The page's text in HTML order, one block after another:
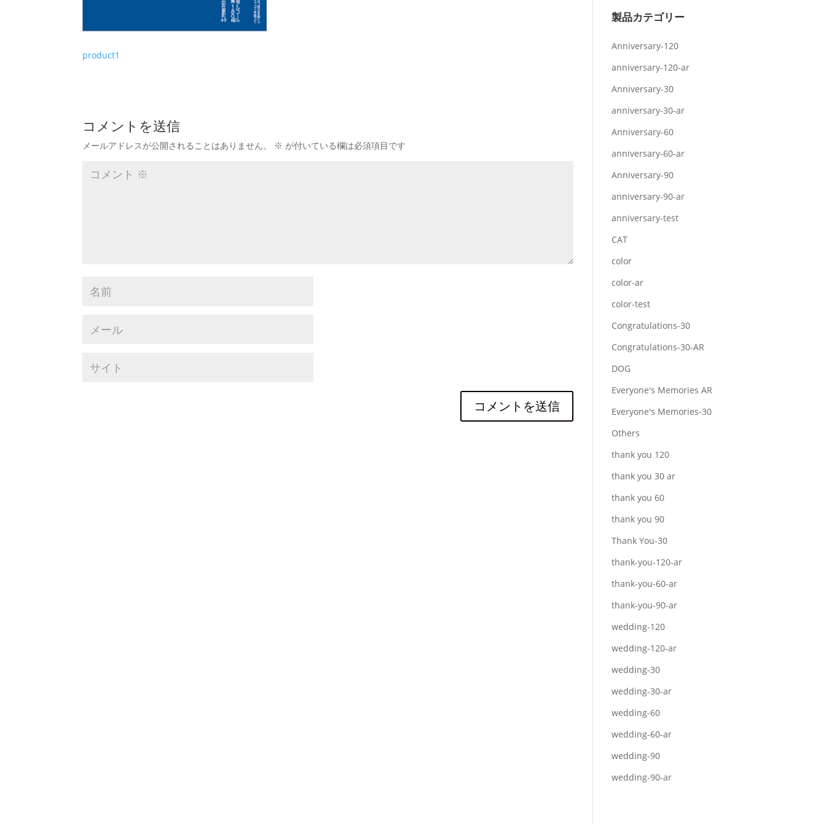
product1
コメントを送信
メールアドレスが公開されることはありません。 ※ が付いている欄は必須項目です
製品カテゴリー
Anniversary-120
anniversary-120-ar
Anniversary-30
anniversary-30-ar
Anniversary-60
anniversary-60-ar
Anniversary-90
anniversary-90-ar
anniversary-test
CAT
color
color-ar
color-test
Congratulations-30
Congratulations-30-AR
DOG
Everyone's Memories AR
Everyone's Memories-30
Others
thank you 120
thank you 30 ar
thank you 60
thank you 90
Thank You-30
thank-you-120-ar
thank-you-60-ar
thank-you-90-ar
wedding-120
wedding-120-ar
wedding-30
wedding-30-ar
wedding-60
wedding-60-ar
wedding-90
wedding-90-ar